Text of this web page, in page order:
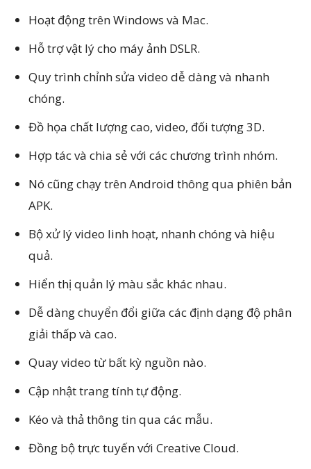
Hoạt động trên Windows và Mac.
Hỗ trợ vật lý cho máy ảnh DSLR.
Quy trình chỉnh sửa video dễ dàng và nhanh
chóng.
Đồ họa chất lượng cao, video, đối tượng 3D.
Hợp tác và chia sẻ với các chương trình nhóm.
Nó cũng chạy trên Android thông qua phiên bản
APK.
Bộ xử lý video linh hoạt, nhanh chóng và hiệu
quả.
Hiển thị quản lý màu sắc khác nhau.
Dễ dàng chuyển đổi giữa các định dạng độ phân
giải thấp và cao.
Quay video từ bất kỳ nguồn nào.
Cập nhật trang tính tự động.
Kéo và thả thông tin qua các mẫu.
Đồng bộ trực tuyến với Creative Cloud.